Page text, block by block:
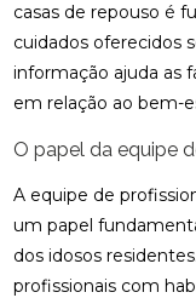
casas de repouso é
cuidados oferecidos
informação ajuda as
em relação ao bem-
O papel da equipe
A equipe de
um papel
dos idosos
profissionais com